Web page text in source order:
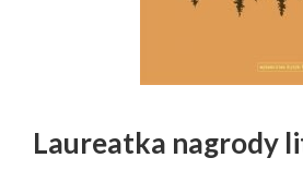
Laureatka nagrody